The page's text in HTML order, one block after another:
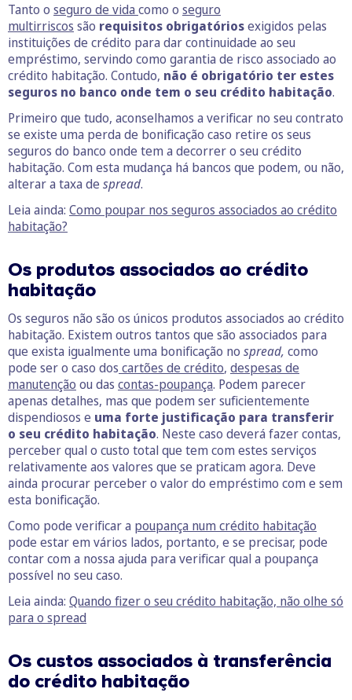
Tanto o seguro de vida como o seguro
multirriscos são requisitos obrigatóriosexigidos pelas
instituições de crédito para dar continuidade ao seu
empréstimo, servindo como garantia de risco associado ao
crédito habitação. Contudo, não é obrigatório ter estes
seguros no banco onde tem o seu crédito habitação.
Primeiro que tudo, aconselhamos a verificar no seu contrato
se existe uma perda de bonificação caso retire os seus
seguros do banco onde tem a decorrer o seu crédito
habitação. Com esta mudança há bancos que podem, ou não,
alterar a taxa de spread.
Leia ainda: Como poupar nos seguros associados ao crédito
habitação?
Os produtos associados ao crédito
habitação
Os seguros não são os únicos produtos associados ao crédito
habitação. Existem outros tantos que são associados para
que exista igualmente uma bonificação no spread, como
pode ser o caso dos cartões de crédito, despesas de
manutenção ou das contas-poupança. Podem parecer
apenas detalhes, mas que podem ser suficientemente
dispendiosos e uma forte justificação para transferir
o seu crédito habitação. Neste caso deverá fazer contas,
perceber qual o custo total que tem com estes serviços
relativamente aos valores que se praticam agora. Deve
ainda procurar perceber o valor do empréstimo com e sem
esta bonificação.
Como pode verificar a poupança num crédito habitação
pode estar em vários lados, portanto, e se precisar, pode
contar com a nossa ajuda para verificar qual a poupança
possível no seu caso.
Leia ainda: Quando fizer o seu crédito habitação, não olhe só
para o spread
Os custos associados à transferência
do crédito habitação